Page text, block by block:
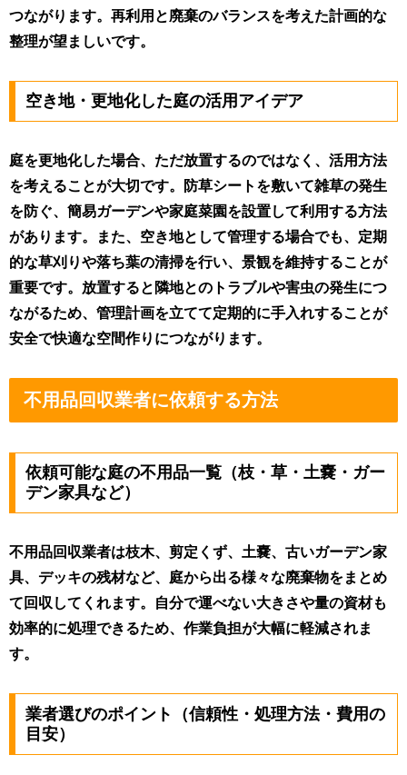
つながります。再利用と廃棄のバランスを考えた計画的な
整理が望ましいです。
空き地・更地化した庭の活用アイデア
庭を更地化した場合、ただ放置するのではなく、活用方法
を考えることが大切です。防草シートを敷いて雑草の発生
を防ぐ、簡易ガーデンや家庭菜園を設置して利用する方法
があります。また、空き地として管理する場合でも、定期
的な草刈りや落ち葉の清掃を行い、景観を維持することが
重要です。放置すると隣地とのトラブルや害虫の発生につ
ながるため、管理計画を立てて定期的に手入れすることが
安全で快適な空間作りにつながります。
不用品回収業者に依頼する方法
依頼可能な庭の不用品一覧（枝・草・土嚢・ガー
デン家具など）
不用品回収業者は枝木、剪定くず、土嚢、古いガーデン家
具、デッキの残材など、庭から出る様々な廃棄物をまとめ
て回収してくれます。自分で運べない大きさや量の資材も
効率的に処理できるため、作業負担が大幅に軽減されま
す。
業者選びのポイント（信頼性・処理方法・費用の
目安）